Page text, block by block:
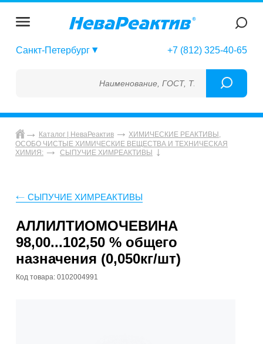
Санкт-Петербург +7 (812) 325-40-65
Наименование, ГОСТ, ТУ, ГСО, МСО, ОСО,
Каталог | НеваРеактив
ХИМИЧЕСКИЕ РЕАКТИВЫ,
ОСОБО ЧИСТЫЕ ХИМИЧЕСКИЕ ВЕЩЕСТВА И ТЕХНИЧЕСКАЯ
ХИМИЯ:
СЫПУЧИЕ ХИМРЕАКТИВЫ
СЫПУЧИЕ ХИМРЕАКТИВЫ
АЛЛИЛТИОМОЧЕВИНА
98,00...102,50 % общего
назначения (0,050кг/шт)
Код товара: 0102004991